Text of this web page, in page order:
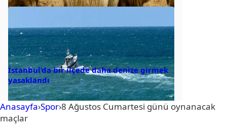
İstanbul’da bir ilçede daha denize girmek
yasaklandı
Anasayfa›Spor›8 Ağustos Cumartesi günü oynanacak
maçlar